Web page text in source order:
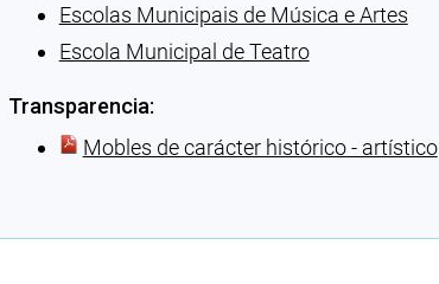
Escolas Municipais de Música e Artes
Escola Municipal de Teatro
Transparencia:
Mobles de carácter histórico - artístico